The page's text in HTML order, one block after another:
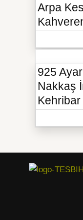
Arpa
925
Nakkaş
Kehribar